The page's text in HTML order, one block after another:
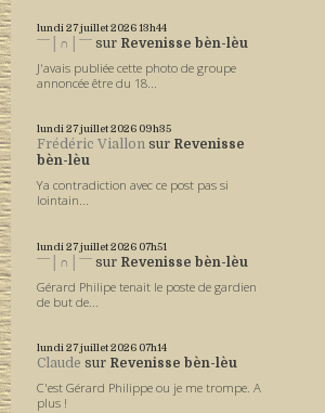
lundi 27juillet 2026 13h44
ˉˉˉ│∩│ˉˉˉ sur Revenisse bèn-lèu
J'avais publiée cette photo de groupe
annoncée être du 18...
lundi 27juillet 2026 09h35
Frédéric Viallon sur Revenisse
bèn-lèu
Ya contradiction avec ce post pas si
lointain...
lundi 27juillet 2026 07h51
ˉˉˉ│∩│ˉˉˉ sur Revenisse bèn-lèu
Gérard Philipe tenait le poste de gardien
de but de...
lundi 27juillet 2026 07h14
Claude sur Revenisse bèn-lèu
C'est Gérard Philippe ou je me trompe. A
plus !